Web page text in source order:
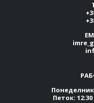
Понеделник
Петок: